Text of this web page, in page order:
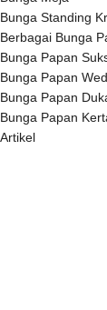
Bunga Standing
Berbagai Bunga
Bunga Papan
Bunga Papan
Bunga Papan
Bunga Papan
Artikel